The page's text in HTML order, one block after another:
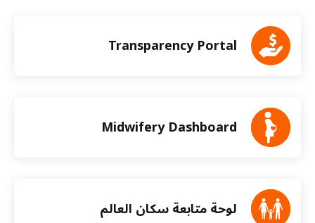
Transparency Portal
Midwifery Dashboard
لوحة متابعة سكان العالم